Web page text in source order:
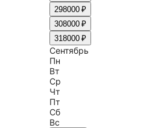
298000 ₽
308000 ₽
318000 ₽
Сентябрь
Пн
Вт
Ср
Чт
Пт
Сб
Вс